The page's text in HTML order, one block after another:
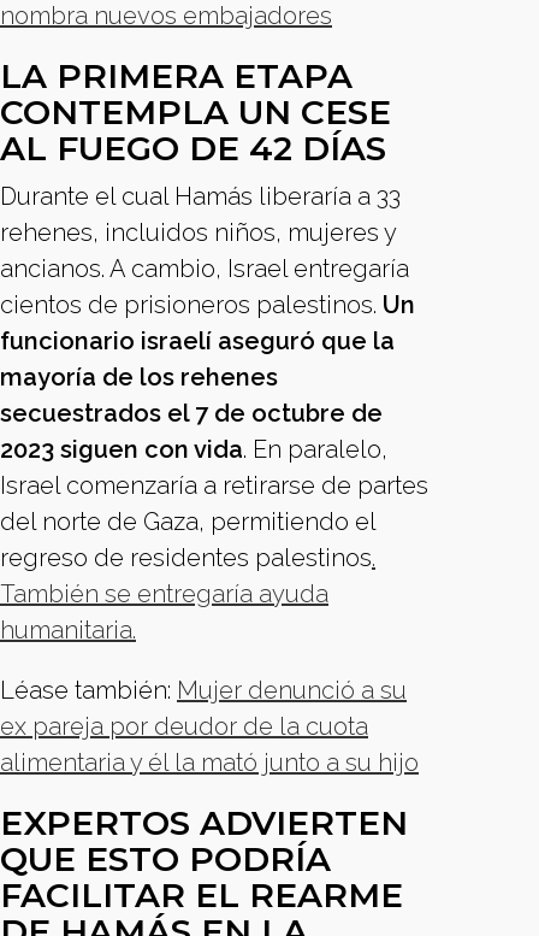
nombra nuevos embajadores
LA PRIMERA ETAPA
CONTEMPLA UN CESE
AL FUEGO DE 42 DÍAS
Durante el cual Hamás liberaría a 33
rehenes, incluidos niños, mujeres y
ancianos. A cambio, Israel entregaría
cientos de prisioneros palestinos. Un
funcionario israelí aseguró que la
mayoría de los rehenes
secuestrados el 7 de octubre de
2023 siguen con vida. En paralelo,
Israel comenzaría a retirarse de partes
del norte de Gaza, permitiendo el
regreso de residentes palestinos.
También se entregaría ayuda
humanitaria.
Léase también: Mujer denunció a su
ex pareja por deudor de la cuota
alimentaria y él la mató junto a su hijo
EXPERTOS ADVIERTEN
QUE ESTO PODRÍA
FACILITAR EL REARME